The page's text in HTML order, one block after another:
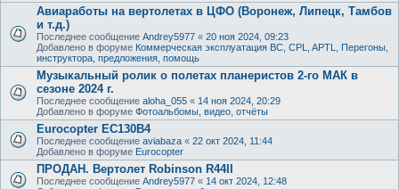
Авиаработы на вертолетах в ЦФО (Воронеж, Липецк, Тамбов
и т.д.)
Последнее сообщение Andrey5977 « 20 ноя 2024, 09:23
Добавлено в форуме Коммерческая эксплуатация ВС, CPL, APTL, Перегоны,
инструктора, предложения, помощь
Музыкальный ролик о полетах планеристов 2-го МАК в
сезоне 2024 г.
Последнее сообщение aloha_055 « 14 ноя 2024, 20:29
Добавлено в форуме Фотоальбомы, видео, отчёты
Eurocopter EC130B4
Последнее сообщение aviabaza « 22 окт 2024, 11:44
Добавлено в форуме Eurocopter
ПРОДАН. Вертолет Robinson R44II
Последнее сообщение Andrey5977 « 14 окт 2024, 12:48